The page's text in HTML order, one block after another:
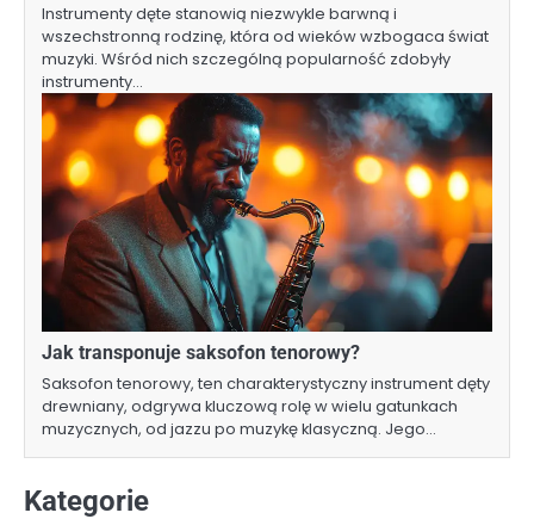
Instrumenty dęte stanowią niezwykle barwną i
wszechstronną rodzinę, która od wieków wzbogaca świat
muzyki. Wśród nich szczególną popularność zdobyły
instrumenty…
Jak transponuje saksofon tenorowy?
Saksofon tenorowy, ten charakterystyczny instrument dęty
drewniany, odgrywa kluczową rolę w wielu gatunkach
muzycznych, od jazzu po muzykę klasyczną. Jego…
Kategorie